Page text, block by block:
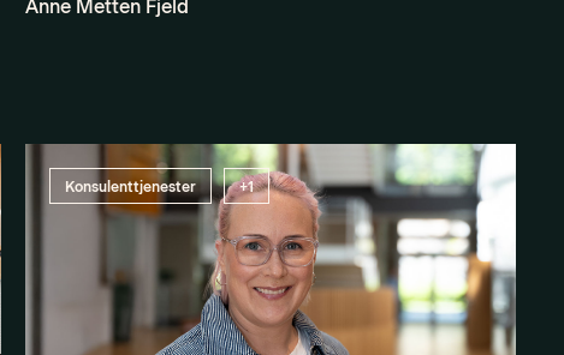
Anne Metten Fjeld
Konsulenttjenester +1